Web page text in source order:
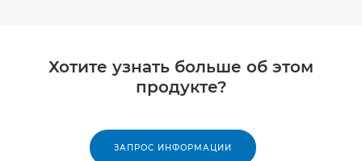
Хотите узнать больше об этом
продукте?
ЗАПРОС ИНФОРМАЦИИ